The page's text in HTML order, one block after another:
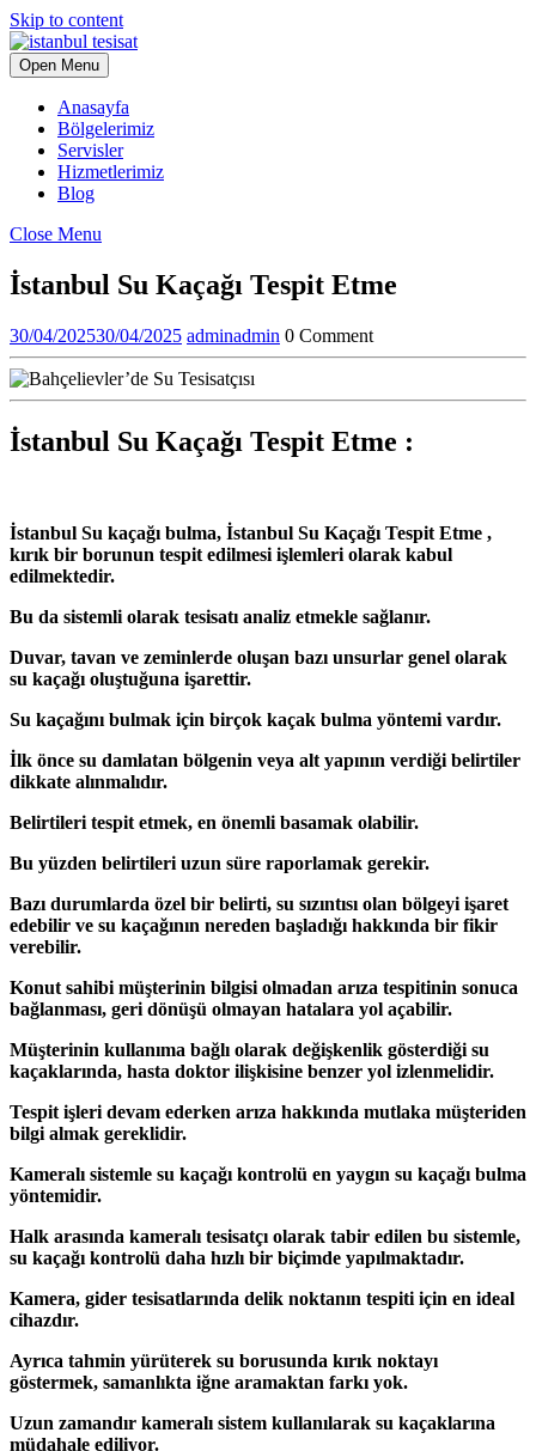
Skip to content
Open Menu
Anasayfa
Bölgelerimiz
Servisler
Hizmetlerimiz
Blog
Close Menu
İstanbul Su Kaçağı Tespit Etme
30/04/202530/04/2025 adminadmin 0 Comment
İstanbul Su Kaçağı Tespit Etme :
İstanbul Su kaçağı bulma, İstanbul Su Kaçağı Tespit Etme ,
kırık bir borunun tespit edilmesi işlemleri olarak kabul
edilmektedir.
Bu da sistemli olarak tesisatı analiz etmekle sağlanır.
Duvar, tavan ve zeminlerde oluşan bazı unsurlar genel olarak
su kaçağı oluştuğuna işarettir.
Su kaçağını bulmak için birçok kaçak bulma yöntemi vardır.
İlk önce su damlatan bölgenin veya alt yapının verdiği belirtiler
dikkate alınmalıdır.
Belirtileri tespit etmek, en önemli basamak olabilir.
Bu yüzden belirtileri uzun süre raporlamak gerekir.
Bazı durumlarda özel bir belirti, su sızıntısı olan bölgeyi işaret
edebilir ve su kaçağının nereden başladığı hakkında bir fikir
verebilir.
Konut sahibi müşterinin bilgisi olmadan arıza tespitinin sonuca
bağlanması, geri dönüşü olmayan hatalara yol açabilir.
Müşterinin kullanıma bağlı olarak değişkenlik gösterdiği su
kaçaklarında, hasta doktor ilişkisine benzer yol izlenmelidir.
Tespit işleri devam ederken arıza hakkında mutlaka müşteriden
bilgi almak gereklidir.
Kameralı sistemle su kaçağı kontrolü en yaygın su kaçağı bulma
yöntemidir.
Halk arasında kameralı tesisatçı olarak tabir edilen bu sistemle,
su kaçağı kontrolü daha hızlı bir biçimde yapılmaktadır.
Kamera, gider tesisatlarında delik noktanın tespiti için en ideal
cihazdır.
Ayrıca tahmin yürüterek su borusunda kırık noktayı
göstermek, samanlıkta iğne aramaktan farkı yok.
Uzun zamandır kameralı sistem kullanılarak su kaçaklarına
müdahale ediliyor.